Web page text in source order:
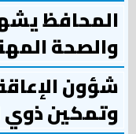
المحافظ
والصحة
شؤون
وتمكين ذوي